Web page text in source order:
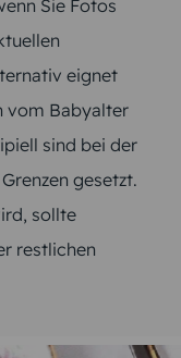
Sie Fotos
eignet
vom Babyalter
sind bei der
gesetzt.
sollte
restlichen